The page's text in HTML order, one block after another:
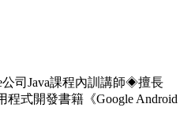
司Java課程內訓講師◈擅長
式開發書籍《Google Android